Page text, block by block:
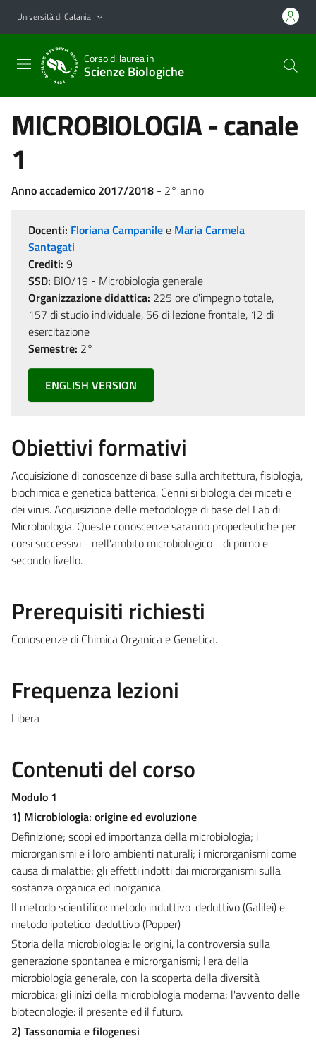
Vai al contenuto principale
Vai al menu di navigazione
Università di Catania
Corso di laurea in
Scienze Biologiche
MICROBIOLOGIA - canale
1
Anno accademico 2017/2018 - 2° anno
Docenti: Floriana Campanilee Maria Carmela
Santagati
Crediti: 9
SSD: BIO/19 - Microbiologia generale
Organizzazione didattica: 225 ore d'impegno totale,
157 di studio individuale, 56 di lezione frontale, 12 di
esercitazione
Semestre: 2°
ENGLISH VERSION
Obiettivi formativi
Acquisizione di conoscenze di base sulla architettura, fisiologia,
biochimica e genetica batterica. Cenni si biologia dei miceti e
dei virus. Acquisizione delle metodologie di base del Lab di
Microbiologia. Queste conoscenze saranno propedeutiche per
corsi successivi - nell’ambito microbiologico - di primo e
secondo livello.
Prerequisiti richiesti
Conoscenze di Chimica Organica e Genetica.
Frequenza lezioni
Libera
Contenuti del corso
Modulo 1
1) Microbiologia: origine ed evoluzione
Definizione; scopi ed importanza della microbiologia; i
microrganismi e i loro ambienti naturali; i microrganismi come
causa di malattie; gli effetti indotti dai microrganismi sulla
sostanza organica ed inorganica.
Il metodo scientifico: metodo induttivo-deduttivo (Galilei) e
metodo ipotetico-deduttivo (Popper)
Storia della microbiologia: le origini, la controversia sulla
generazione spontanea e microrganismi; l'era della
microbiologia generale, con la scoperta della diversità
microbica; gli inizi della microbiologia moderna; l'avvento delle
biotecnologie: il presente ed il futuro.
2) Tassonomia e filogenesi